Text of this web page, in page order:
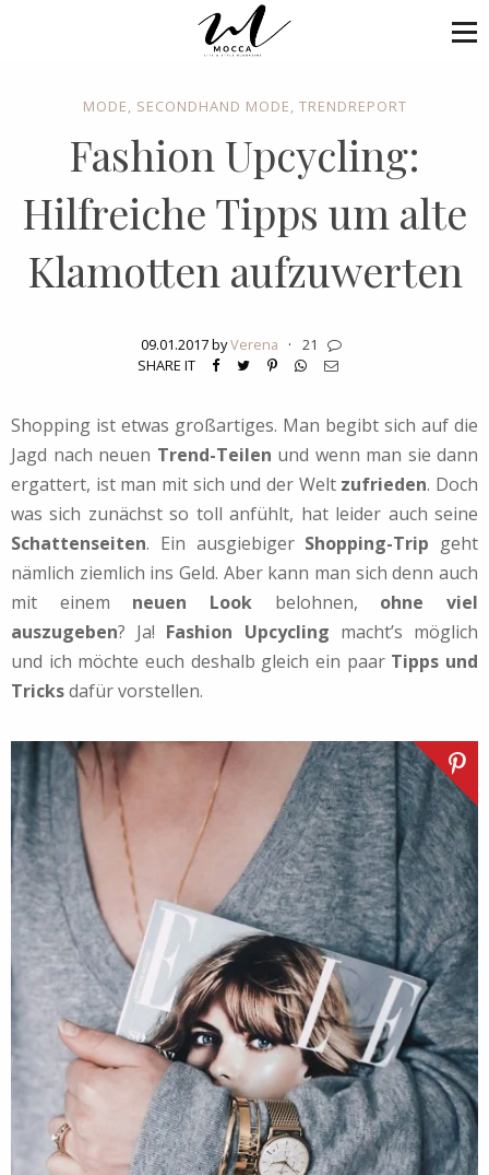
MODE, SECONDHAND MODE, TRENDREPORT
Fashion Upcycling:
Hilfreiche Tipps um alte
Klamotten aufzuwerten
09.01.2017 byVerena ·
21
SHARE IT
Shopping ist etwas großartiges. Man begibt sich auf die
Jagd nach neuen Trend-Teilen und wenn man sie dann
ergattert, ist man mit sich und der Welt zufrieden. Doch
was sich zunächst so toll anfühlt, hat leider auch seine
Schattenseiten. Ein ausgiebigerShopping-Trip geht
nämlich ziemlich ins Geld. Aber kann man sich denn auch
mit einem neuen Look belohnen, ohne viel
auszugeben? Ja! Fashion Upcycling macht’s möglich
und ich möchte euch deshalb gleich ein paar Tipps und
Tricksdafür vorstellen.